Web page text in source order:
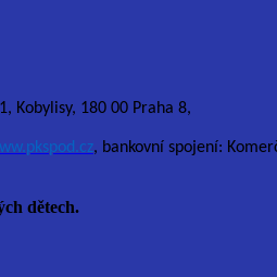
Kobylisy, 180 00 Praha 8,
, bankovní spojení:
dětech.